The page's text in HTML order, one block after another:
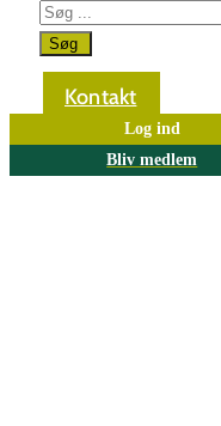
Kontakt
Log ind
Bliv medlem